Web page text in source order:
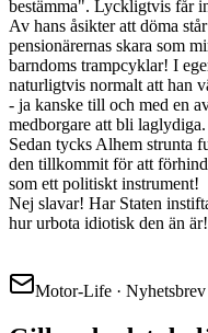
bestämma". Lyckligtvis får
Av hans åsikter att döma
pensionärernas skara som
barndoms trampcyklar! I
naturligtvis normalt att han
- ja kanske till och med en
medborgare att bli laglydiga.
Sedan tycks Alhem strunta
den tillkommit för att
som ett politiskt instrument!
Nej slavar! Har Staten
hur urbota idiotisk den än är!
Motor-Life · Nyhetsbrev